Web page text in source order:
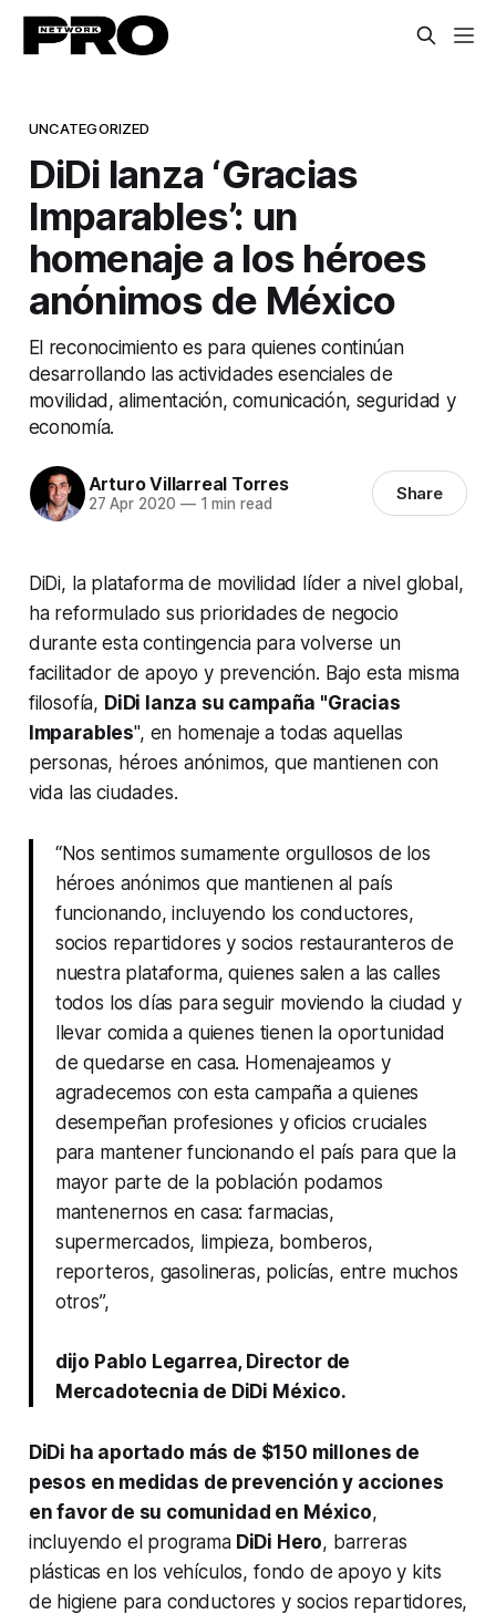
UNCATEGORIZED
DiDi lanza ‘Gracias
Imparables’: un
homenaje a los héroes
anónimos de México
El reconocimiento es para quienes continúan
desarrollando las actividades esenciales de
movilidad, alimentación, comunicación, seguridad y
economía.
Arturo Villarreal Torres
27 Apr 2020 —1 min read Share
DiDi, la plataforma de movilidad líder a nivel global,
ha reformulado sus prioridades de negocio
durante esta contingencia para volverse un
facilitador de apoyo y prevención. Bajo esta misma
filosofía, DiDi lanza su campaña "Gracias
Imparables", en homenaje a todas aquellas
personas, héroes anónimos, que mantienen con
vida las ciudades.
“Nos sentimos sumamente orgullosos de los
héroes anónimos que mantienen al país
funcionando, incluyendo los conductores,
socios repartidores y socios restauranteros de
nuestra plataforma, quienes salen a las calles
todos los días para seguir moviendo la ciudad y
llevar comida a quienes tienen la oportunidad
de quedarse en casa. Homenajeamos y
agradecemos con esta campaña a quienes
desempeñan profesiones y oficios cruciales
para mantener funcionando el país para que la
mayor parte de la población podamos
mantenernos en casa: farmacias,
supermercados, limpieza, bomberos,
reporteros, gasolineras, policías, entre muchos
otros”,
dijo Pablo Legarrea, Director de
Mercadotecnia de DiDi México.
DiDi ha aportado más de $150 millones de
pesos en medidas de prevención y acciones
en favor de su comunidad en México,
incluyendo el programaDiDi Hero, barreras
plásticas en los vehículos, fondo de apoyo y kits
de higiene para conductores y socios repartidores,